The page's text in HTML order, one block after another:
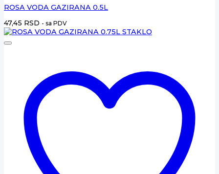
ROSA VODA GAZIRANA 0.5L
47,45 RSD - sa PDV